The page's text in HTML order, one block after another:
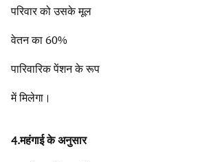
परिवार को उसके मूल
वेतन का 60%
पारिवारिक पेंशन के रूप
में मिलेगा।
4.महंगाई के अनुसार